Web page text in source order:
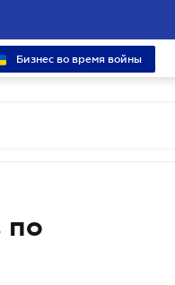
Бизнес во время войны
по